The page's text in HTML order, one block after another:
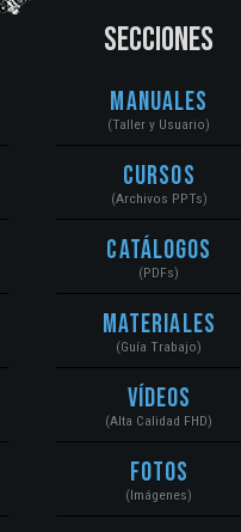
SECCIONES
Manuales
(Taller y Usuario)
Cursos
(Archivos PPTs)
Catálogos
(PDFs)
Materiales
(Guía Trabajo)
Vídeos
(Alta Calidad FHD)
Fotos
(Imágenes)